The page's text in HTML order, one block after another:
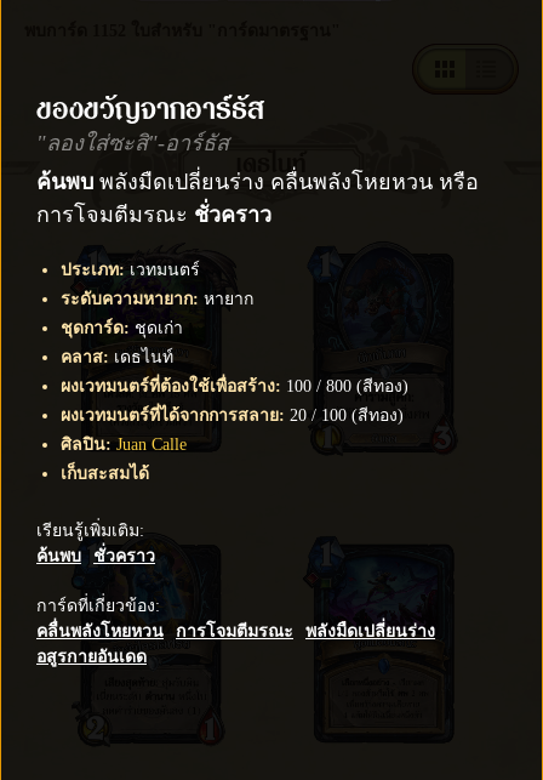
เดธไนท์
ของขวัญจากอาร์ธัส
"ลองใส่ซะสิ"-อาร์ธัส
ค้นพบ พลังมืดเปลี่ยนร่าง คลื่นพลังโหยหวน หรือ
การโจมตีมรณะ ชั่วคราว
ประเภท: เวทมนตร์
ระดับความหายาก: หายาก
ชุดการ์ด: ชุดเก่า
คลาส: เดธไนท์
ผงเวทมนตร์ที่ต้องใช้เพื่อสร้าง: 100 / 800 (สีทอง)
ผงเวทมนตร์ที่ได้จากการสลาย: 20 / 100 (สีทอง)
ศิลปิน: Juan Calle
เก็บสะสมได้
เรียนรู้เพิ่มเติม:
ค้นพบ
ชั่วคราว
การ์ดที่เกี่ยวข้อง:
คลื่นพลังโหยหวน
การโจมตีมรณะ
พลังมืดเปลี่ยนร่าง
อสูรกายอันเดด